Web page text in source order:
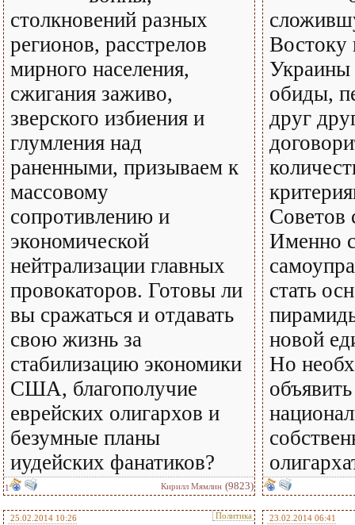
столкновений разных
регионов, расстрелов
мирного населения,
сжигания заживо,
зверского избиения и
глумления над
раненными, призываем к
массовому
сопротивлению и
экономической
нейтрализации главных
провокаторов. Готовы ли
вы сражаться и отдавать
свою жизнь за
стабилизацию экономики
США, благополучие
еврейских олигархов и
безумные планы
иудейских фанатиков?
1 Кирилл Мямлин (9823)
Востоку
Украины
обиды,
друг
Советов
Именно
стать
новой
Но
25.02.2014 10:26 Политика 23.02.2014 06:41